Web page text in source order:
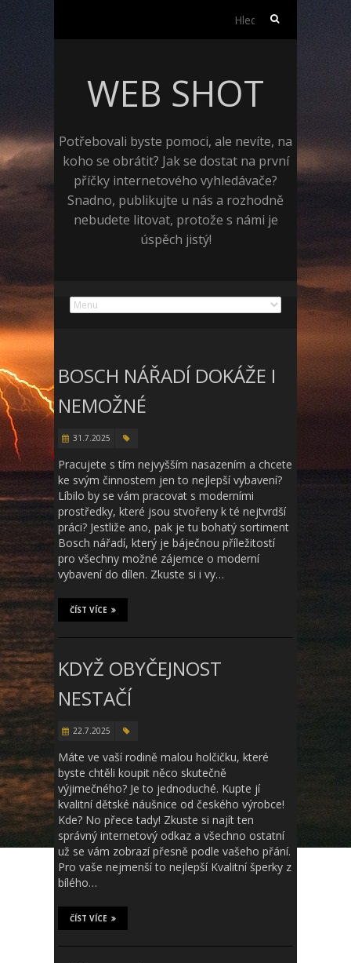
Vyhledávání
WEB SHOT
Potřebovali byste pomoci, ale nevíte, na
koho se obrátit? Jak se dostat na první
příčky internetového vyhledávače?
Snadno, publikujte u nás a rozhodně
nebudete litovat, protože s námi je
úspěch jistý!
BOSCH NÁŘADÍ DOKÁŽE I
NEMOŽNÉ
31.7.2025
Pracujete s tím nejvyšším nasazením a chcete
ke svým činnostem jen to nejlepší vybavení?
Líbilo by se vám pracovat s moderními
prostředky, které jsou stvořeny k té nejtvrdší
práci? Jestliže ano, pak je tu bohatý sortiment
Bosch nářadí, který je báječnou příležitostí
pro všechny možné zájemce o moderní
vybavení do dílen. Zkuste si i vy…
ČÍST VÍCE
KDYŽ OBYČEJNOST
NESTAČÍ
22.7.2025
Máte ve vaší rodině malou holčičku, které
byste chtěli koupit něco skutečně
výjimečného? Je to jednoduché. Kupte jí
kvalitní dětské náušnice od českého výrobce!
Kde? No přece tady! Zkuste si najít ten
správný internetový odkaz a všechno ostatní
už se vám zobrazí přesně podle vašeho přání.
Pro vaše nejmenší to nejlepší Kvalitní šperky z
bílého…
ČÍST VÍCE